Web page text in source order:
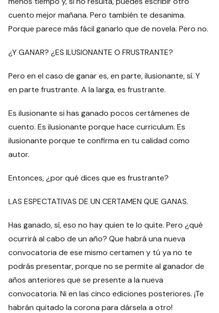
cuento mejor mañana. Pero también te desanima.
Porque parece más fácil ganarlo que de novela. Pero no.
¿Y GANAR? ¿ES ILUSIONANTE O FRUSTRANTE?
Pero en el caso de ganar es, en parte, ilusionante, sí. Y
en parte frustrante. A la larga, es frustrante.
Es ilusionante si has ganado pocos certámenes de
cuento. Es ilusionante porque hace curriculum. Es
ilusionante porque te confirma en tu calidad como
autor.
Entonces, ¿por qué dices que es frustrante?
LAS ESPECTATIVAS DE UN CERTAMEN QUE GANAS.
Has ganado, sí, eso no hay quien te lo quite. Pero ¿qué
ocurrirá al cabo de un año? Que habrá una nueva
convocatoria de ese mismo certamen y tú ya no te
podrás presentar, porque no se permite al ganador de
años anteriores que se presente a la nueva
convocatoria. Ni en las cinco ediciones posteriores. ¡Te
habrán quitado la corona para dársela a otro!